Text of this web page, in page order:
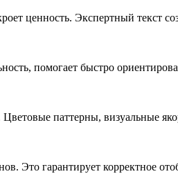
ценность. Экспертный текст
помогает быстро
Цветовые паттерны, визуальные
Это гарантирует корректное